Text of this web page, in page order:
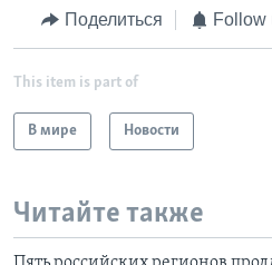
Поделиться Follow
This item is part of
В мире Новости
Читайте также